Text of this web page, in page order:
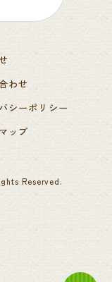
わせ
シーポリシー
ップ
Reserved.